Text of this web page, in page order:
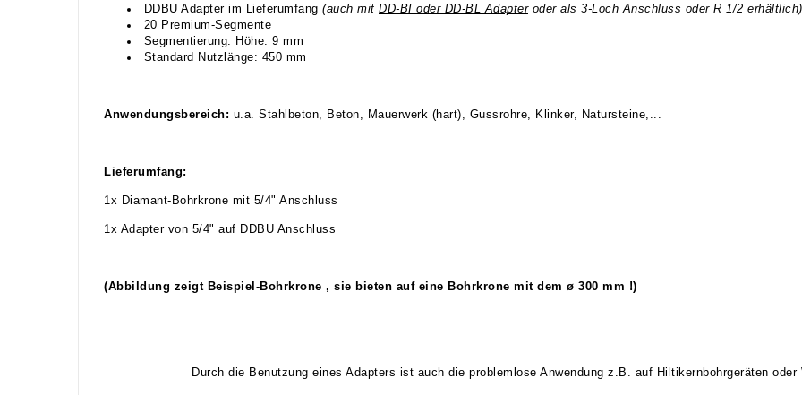
DDBU Adapter im Lieferumfang (auch mit DD-BI oder DD-BL Adapteroder als 3-Loch Anschluss oder R 1/2 erhältlich)
20 Premium-Segmente
Segmentierung: Höhe: 9 mm
Standard Nutzlänge: 450 mm
Anwendungsbereich: u.a. Stahlbeton, Beton, Mauerwerk (hart), Gussrohre, Klinker, Natursteine,...
Lieferumfang:
1x Diamant-Bohrkrone mit 5/4" Anschluss
1x Adapter von 5/4" auf DDBU Anschluss
(Abbildung zeigt Beispiel-Bohrkrone , sie bieten auf eine Bohrkrone mit dem ø 300 mm !)
Durch die Benutzung eines Adapters ist auch die problemlose Anwendung z.B. auf Hiltikernbohrgeräten